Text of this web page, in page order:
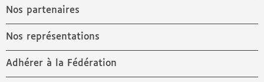
Nos partenaires
Nos représentations
Adhérer à la Fédération